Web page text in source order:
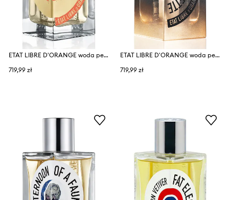
ETAT LIBRE D'ORANGE woda perfumowana La Fin du Monde EdP Nat. Spray 100 ml
719,99 zł
ETAT LIBRE D'ORANGE woda perfumowana Une Amourette EdP Nat. Spray 100 ml
719,99 zł